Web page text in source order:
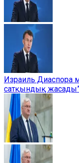
Израиль Диаспора
сатқындық